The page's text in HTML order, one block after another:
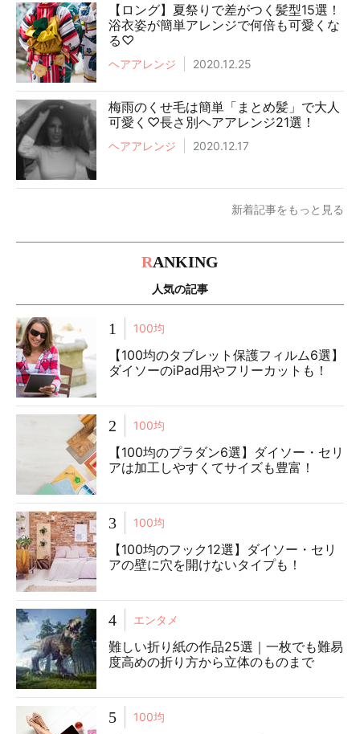
【ロング】夏祭りで差がつく髪型15選！
浴衣姿が簡単アレンジで何倍も可愛くな
る♡
ヘアアレンジ 2020.12.25
梅雨のくせ毛は簡単「まとめ髪」で大人
可愛く♡長さ別ヘアアレンジ21選！
ヘアアレンジ 2020.12.17
新着記事をもっと見る
RANKING
人気の記事
1 100均
【100均のタブレット保護フィルム6選】
ダイソーのiPad用やフリーカットも！
2 100均
【100均のプラダン6選】ダイソー・セリ
アは加工しやすくてサイズも豊富！
3 100均
【100均のフック12選】ダイソー・セリ
アの壁に穴を開けないタイプも！
4 エンタメ
難しい折り紙の作品25選｜一枚でも難易
度高めの折り方から立体のものまで
5 100均